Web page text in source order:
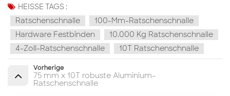
HEISSE TAGS :
Ratschenschnalle
100-Mm-Ratschenschnalle
Hardware Festbinden
10.000 Kg Ratschenschnalle
4-Zoll-Ratschenschnalle
10T Ratschenschnalle
Vorherige
75 mm x 10T robuste Aluminium-
Ratschenschnalle